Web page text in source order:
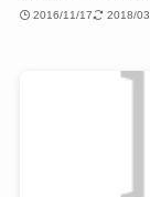
2016/11/17 2018/